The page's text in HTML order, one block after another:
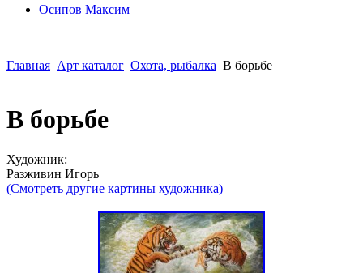
Осипoв Максим
Главная Арт каталог Охота, рыбалка В борьбе
В борьбе
Художник:
Разживин Игорь
(Смотреть другие картины художника)